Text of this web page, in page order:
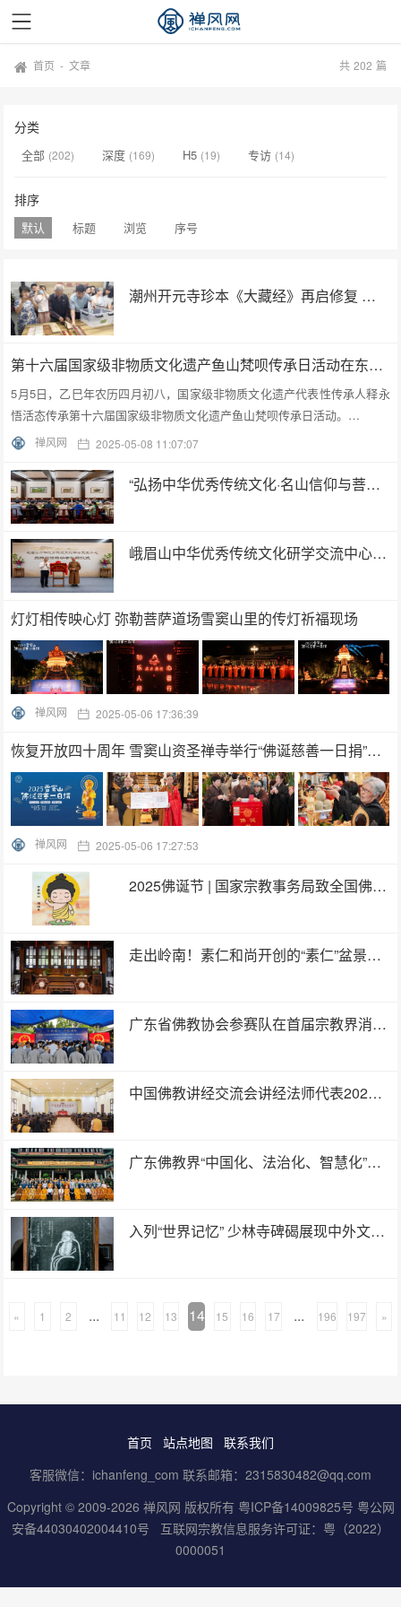
首页 -文章 共 202 篇
分类
全部 (202) 深度 (169) H5 (19) 专访 (14)
排序
默认 标题 浏览 序号
潮州开元寺珍本《大藏经》再启修复 全国“顶流”古籍修复专家领衔带新
第十六届国家级非物质文化遗产鱼山梵呗传承日活动在东阿鱼山举办
5月5日，乙巳年农历四月初八，国家级非物质文化遗产代表性传承人释永
悟活态传承第十六届国家级非物质文化遗产鱼山梵呗传承日活动。…
禅风网 2025-05-08 11:07:07
“弘扬中华优秀传统文化·名山信仰与菩萨道精神”主题座谈会在大佛禅院举行
峨眉山中华优秀传统文化研学交流中心揭牌暨特聘学者礼聘仪式在大佛禅院举行
灯灯相传映心灯 弥勒菩萨道场雪窦山里的传灯祈福现场
禅风网 2025-05-06 17:36:39
恢复开放四十周年 雪窦山资圣禅寺举行“佛诞慈善一日捐”活动
禅风网 2025-05-06 17:27:53
2025佛诞节 | 国家宗教事务局致全国佛教界的贺信
走出岭南！素仁和尚开创的“素仁”盆景首次亮相苏州古典园林
广东省佛教协会参赛队在首届宗教界消防安全技能比武暨安全防范演练中斩获佳绩
中国佛教讲经交流会讲经法师代表2025巡讲活动走进陕西西安
广东佛教界“中国化、法治化、智慧化”建设年启动仪式在韶关举行
入列“世界记忆” 少林寺碑碣展现中外文化交融
« 1 2 ... 11 12 13 14 15 16 17 ... 196 197 »
首页 站点地图
联系我们
客服微信：ichanfeng_com 联系邮箱：2315830482@qq.com
Copyright © 2009-2026 禅风网 版权所有 粤ICP备14009825号 粤公网
安备44030402004410号
互联网宗教信息服务许可证：粤（2022）
0000051